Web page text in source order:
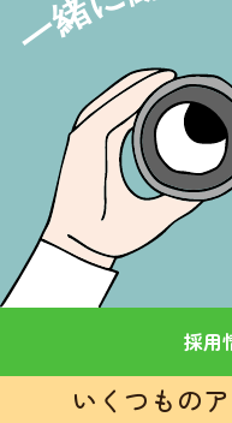
採用
いくつもの